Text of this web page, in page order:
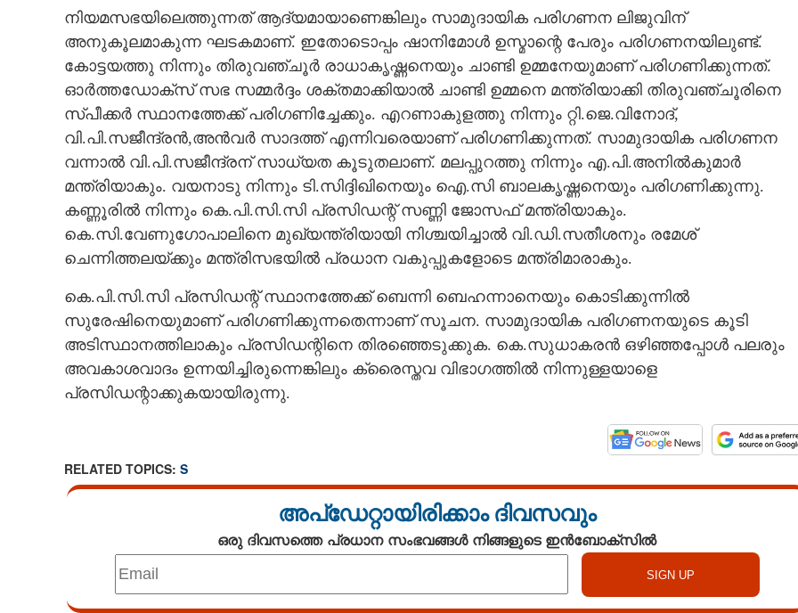
നിയമസഭയിലെത്തുന്നത് ആദ്യമായാണെങ്കിലും സാമുദായിക പരിഗണന ലിജുവിന്
അനുകൂലമാകുന്ന ഘടകമാണ്. ഇതോടൊപ്പം ഷാനിമോൾ ഉസ്മാന്റെ പേരും പരിഗണനയിലുണ്ട്.
കോട്ടയത്തു നിന്നും തിരുവഞ്ചൂർ രാധാകൃഷ്ണനെയും ചാണ്ടി ഉമ്മനേയുമാണ് പരിഗണിക്കുന്നത്.
ഓർത്തഡോക്സ് സഭ സമ്മർദ്ദം ശക്തമാക്കിയാൽ ചാണ്ടി ഉമ്മനെ മന്ത്രിയാക്കി തിരുവഞ്ചൂരിനെ
സ്പീക്കർ സ്ഥാനത്തേക്ക് പരിഗണിച്ചേക്കും. എറണാകുളത്തു നിന്നും റ്റി.ജെ.വിനോദ്,
വി.പി.സജീന്ദ്രൻ,അൻവർ സാദത്ത് എന്നിവരെയാണ് പരിഗണിക്കുന്നത്. സാമുദായിക പരിഗണന
വന്നാൽ വി.പി.സജീന്ദ്രന് സാധ്യത കൂടുതലാണ്. മലപ്പുറത്തു നിന്നും എ.പി.അനിൽകുമാർ
മന്ത്രിയാകും. വയനാടു നിന്നും ടി.സിദ്ദിഖിനെയും ഐ.സി ബാലകൃഷ്ണനെയും പരിഗണിക്കുന്നു.
കണ്ണൂരിൽ നിന്നും കെ.പി.സി.സി പ്രസിഡന്റ് സണ്ണി ജോസഫ് മന്ത്രിയാകും.
കെ.സി.വേണുഗോപാലിനെ മുഖ്യന്ത്രിയായി നിശ്ചയിച്ചാൽ വി.ഡി.സതീശനും രമേശ്
ചെന്നിത്തലയ്ക്കും മന്ത്രിസഭയിൽ പ്രധാന വകുപ്പുകളോടെ മന്ത്രിമാരാകും.
കെ.പി.സി.സി പ്രസിഡന്റ് സ്ഥാനത്തേക്ക് ബെന്നി ബെഹന്നാനെയും കൊടിക്കുന്നിൽ
സുരേഷിനെയുമാണ് പരിഗണിക്കുന്നതെന്നാണ് സൂചന. സാമുദായിക പരിഗണനയുടെ കൂടി
അടിസ്ഥാനത്തിലാകും പ്രസിഡന്റിനെ തിരഞ്ഞെടുക്കുക. കെ.സുധാകരൻ ഒഴിഞ്ഞപ്പോൾ പലരും
അവകാശവാദം ഉന്നയിച്ചിരുന്നെങ്കിലും ക്രൈസ്തവ വിഭാഗത്തിൽ നിന്നുള്ളയാളെ
പ്രസിഡന്റാക്കുകയായിരുന്നു.
RELATED TOPICS: S
അപ്ഡേറ്റായിരിക്കാം ദിവസവും
ഒരു ദിവസത്തെ പ്രധാന സംഭവങ്ങൾ നിങ്ങളുടെ ഇൻബോക്സിൽ
Share this link